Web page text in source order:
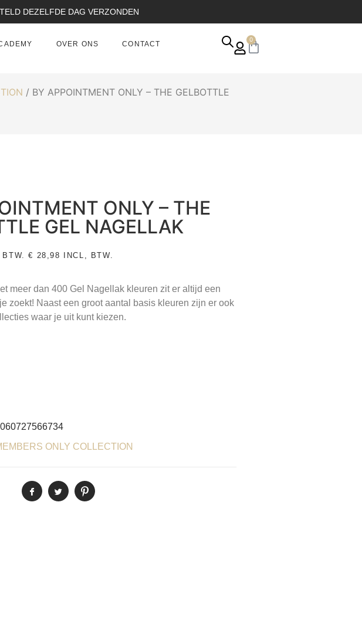
DEZELFDE DAG VERZONDEN
OVER ONS CONTACT
0
/ BY APPOINTMENT ONLY – THE GELBOTTLE
ONLY – THE
GEL NAGELLAK
BTW.€ 28,98 INCL, BTW.
meer dan 400 Gel Nagellak kleuren zit er altijd een
zoekt! Naast een groot aantal basis kleuren zijn er ook
waar je uit kunt kiezen.
ONLY COLLECTION